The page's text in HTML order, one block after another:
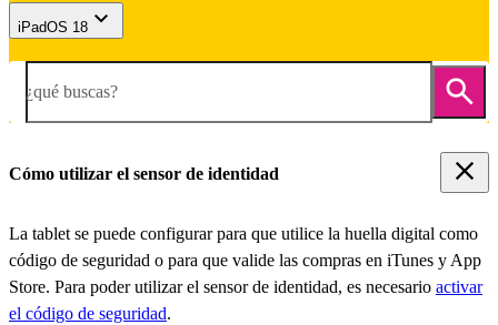
iPadOS 18
¿qué buscas?
Cómo utilizar el sensor de identidad
La tablet se puede configurar para que utilice la huella digital como
código de seguridad o para que valide las compras en iTunes y App
Store. Para poder utilizar el sensor de identidad, es necesario activar
el código de seguridad.